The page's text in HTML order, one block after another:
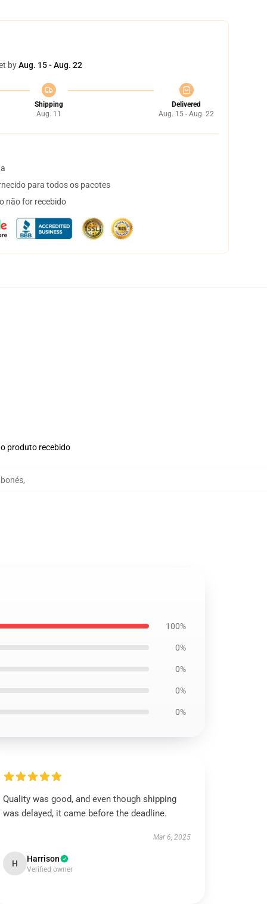
byAug. 15 - Aug. 22
Shipping
Aug. 11
Delivered
Aug. 15 - Aug. 22
para todos os pacotes
não for recebido
produto recebido
,
100%
0%
0%
0%
0%
Quality was good, and even though shipping
was delayed, it came before the deadline.
Mar 6, 2025
H Harrison
Verified owner